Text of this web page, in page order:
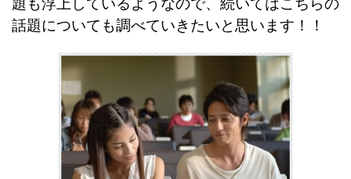
話題についても調べていきたいと思います！！